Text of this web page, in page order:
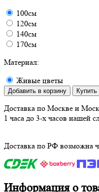
100см
120см
140см
170см
Материал:
Живые цветы
Добавить в корзину
Доставка по Москве и
1 часа до 3-х часов нашей
Доставка по РФ возможна
Информация о